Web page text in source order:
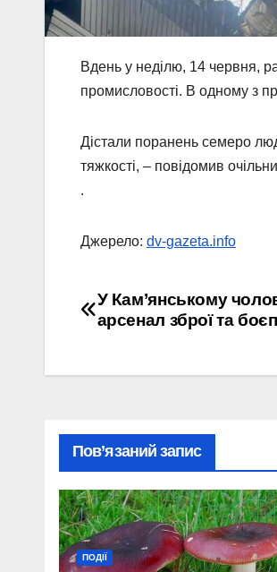
Вдень у неділю, 14 червня,
промисловості. В одному з
Дістали поранень семеро
тяжкості, – повідомив
.
Джерело: dv-gazeta.info
Навігація
У Кам’янському
арсенал зброї та
Пов’язаний запис
ПОДІЇ